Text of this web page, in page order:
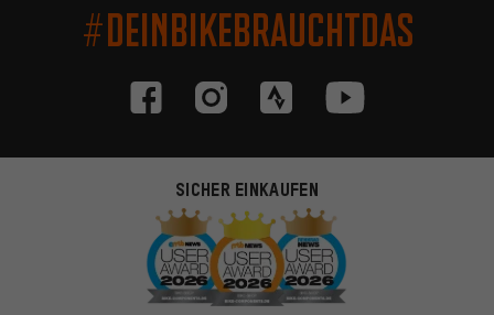
#DEINBIKEBRAUCHTDAS
SICHER EINKAUFEN